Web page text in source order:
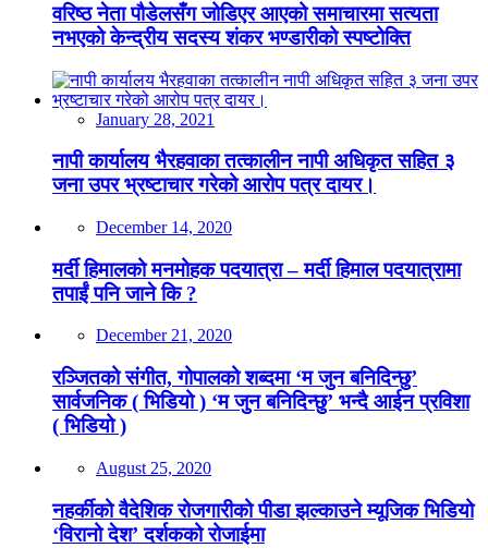
वरिष्ठ नेता पौडेलसँग जोडिएर आएको समाचारमा सत्यता
नभएको केन्द्रीय सदस्य शंकर भण्डारीको स्पष्टोक्ति
January 28, 2021
नापी कार्यालय भैरहवाका तत्कालीन नापी अधिकृत सहित ३
जना उपर भ्रष्टाचार गरेको आरोप पत्र दायर।
December 14, 2020
मर्दी हिमालको मनमोहक पदयात्रा – मर्दी हिमाल पदयात्रामा
तपाईं पनि जाने कि ?
December 21, 2020
रञ्जितको संगीत, गोपालको शब्दमा ‘म जुन बनिदिन्छु’
सार्वजनिक ( भिडियो ) ‘म जुन बनिदिन्छु’ भन्दै आईन प्रविशा
( भिडियो )
August 25, 2020
नहर्कीको वैदेशिक रोजगारीको पीडा झल्काउने म्यूजिक भिडियो
‘विरानो देश’ दर्शकको रोजाईमा